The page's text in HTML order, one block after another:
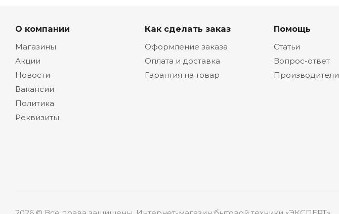
О компании
Магазины
Акции
Новости
Вакансии
Политика
Реквизиты
Как сделать заказ
Оформление заказа
Оплата и доставка
Гарантия на товар
Помощь
Статьи
Вопрос-ответ
Производители